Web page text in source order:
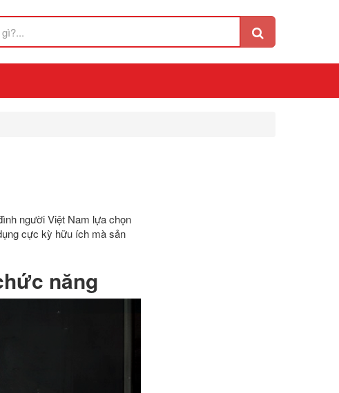
người Việt Nam lựa chọn
cực kỳ hữu ích mà sản
năng